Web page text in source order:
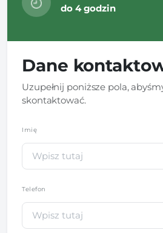
do 4 godzin
Dane
Uzupełnij poniższe pola,
skontaktować.
Imię
Telefon